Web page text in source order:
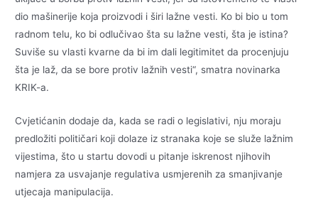
dio mašinerije koja proizvodi i širi lažne vesti. Ko bi bio u tom
radnom telu, ko bi odlučivao šta su lažne vesti, šta je istina?
Suviše su vlasti kvarne da bi im dali legitimitet da procenjuju
šta je laž, da se bore protiv lažnih vesti“, smatra novinarka
KRIK-a.
Cvjetićanin dodaje da, kada se radi o legislativi, nju moraju
predložiti političari koji dolaze iz stranaka koje se služe lažnim
vijestima, što u startu dovodi u pitanje iskrenost njihovih
namjera za usvajanje regulativa usmjerenih za smanjivanje
utjecaja manipulacija.